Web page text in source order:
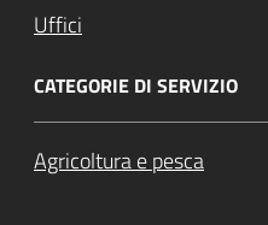
Uffici
CATEGORIE DI SERVIZIO
Agricoltura e pesca